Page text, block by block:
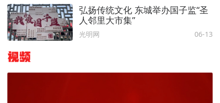
弘扬传统文化 东城举办国子监“圣
人邻里大市集”
光明网 06-13
视频